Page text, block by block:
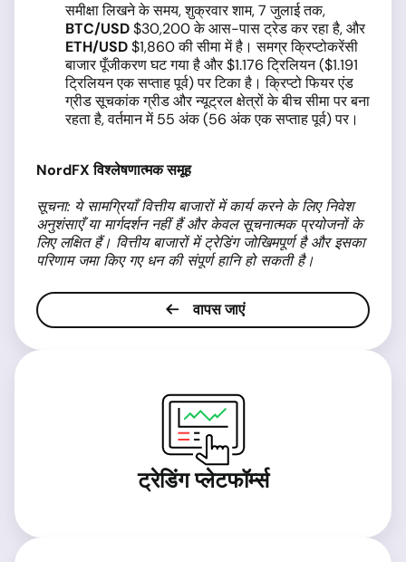
समीक्षा लिखने के समय, शुक्रवार शाम, 7 जुलाई तक,
BTC/USD$30,200 के आस-पास ट्रेड कर रहा है, और
ETH/USD$1,860 की सीमा में है। समग्र क्रिप्टोकरेंसी
बाजार पूँजीकरण घट गया है और $1.176 ट्रिलियन ($1.191
ट्रिलियन एक सप्ताह पूर्व) पर टिका है। क्रिप्टो फियर एंड
ग्रीड सूचकांक ग्रीड और न्यूट्रल क्षेत्रों के बीच सीमा पर बना
रहता है, वर्तमान में 55 अंक (56 अंक एक सप्ताह पूर्व) पर।
NordFXविश्लेषणात्मक समूह
सूचना: ये सामग्रियाँ वित्तीय बाजारों मेंकार्य करने के लिए निवेश
अनुशंसाएँया मार्गदर्शन नहीं हैं औरकेवल सूचनात्मक प्रयोजनों के
लिए लक्षितहैं। वित्तीय बाजारों में ट्रेडिंग जोखिमपूर्ण है और इसका
परिणाम जमा किए गए धन की संपूर्ण हानि हो सकती है।
वापस जाएं
ट्रेडिंग प्लेटफॉर्म्स